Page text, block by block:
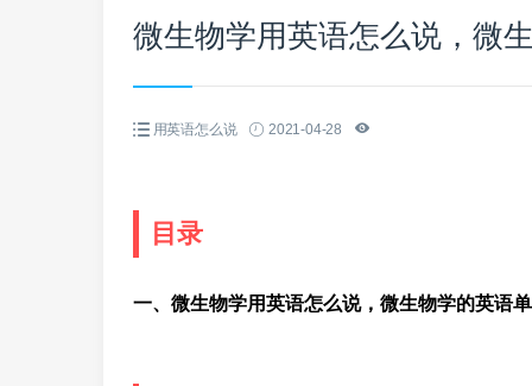
微生物学用英语怎么说，微
用英语怎么说 2021-04-28
目录
一、微生物学用英语怎么说，微生物学的英语